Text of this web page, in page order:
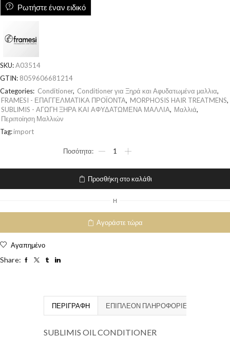
Ρωτήστε έναν ειδικό
SKU:A03514
GTIN: 8059606681214
Categories: Conditioner, Conditioner για Ξηρά και Αφυδατωμένα μαλλια,
FRAMESI - ΕΠΑΓΓΕΛΜΑΤΙΚΑ ΠΡΟΪΟΝΤΑ, MORPHOSIS HAIR TREATMENS,
SUBLIMIS - ΑΓΩΓΗ ΞΗΡΑ ΚΑΙ ΑΦΥΔΑΤΩΜΕΝΑ ΜΑΛΛΙΑ, Μαλλιά,
Περιποίηση Μαλλιών
Tag:import
Προσθήκη στο καλάθι
H
Αγοράστε τώρα
Αγαπημένο
Share:
ΠΕΡΙΓΡΑΦΉ ΕΠΙΠΛΈΟΝ ΠΛΗΡΟΦΟΡΊΕΣ
SUBLIMIS OIL CONDITIONER